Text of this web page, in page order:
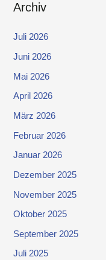
Archiv
Juli 2026
Juni 2026
Mai 2026
April 2026
März 2026
Februar 2026
Januar 2026
Dezember 2025
November 2025
Oktober 2025
September 2025
Juli 2025